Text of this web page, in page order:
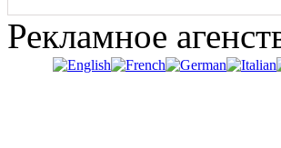
Рекламное